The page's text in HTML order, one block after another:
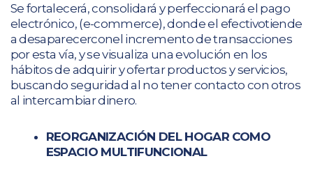
Se fortalecerá, consolidará y perfeccionará el pago
electrónico, (e-commerce), donde el efectivotiende
a desaparecerconel incremento de transacciones
por esta vía, y se visualiza una evolución en los
hábitos de adquirir y ofertar productos y servicios,
buscando seguridad al no tener contacto con otros
al intercambiar dinero.
REORGANIZACIÓN DEL HOGAR COMO
ESPACIO MULTIFUNCIONAL